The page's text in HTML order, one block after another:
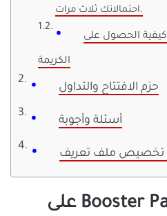
احتمالاتك ثلاث مرات.
كيفية الحصول على Booster Packs بالأحجار
الكريمة
حزم الافتتاح والتداول
أسئلة وأجوبة
الحصول على Booster Packs على